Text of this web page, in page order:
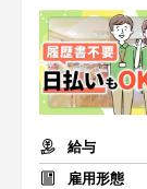
給与
雇用形態